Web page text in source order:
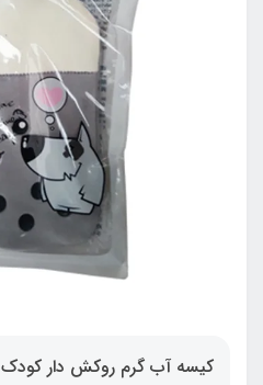
کیسه آب گرم روکش دار کودک